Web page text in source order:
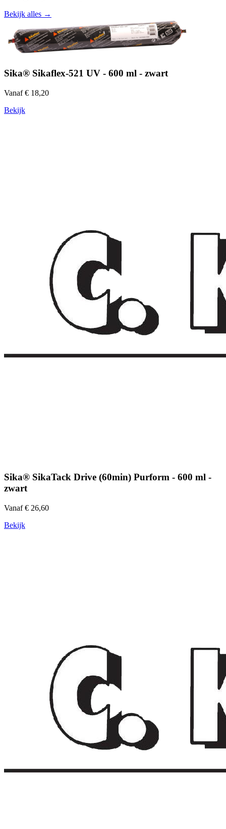
Bekijk alles →
Sika® Sikaflex-521 UV - 600 ml - zwart
Vanaf € 18,20
Bekijk
Sika® SikaTack Drive (60min) Purform - 600 ml -
zwart
Vanaf € 26,60
Bekijk